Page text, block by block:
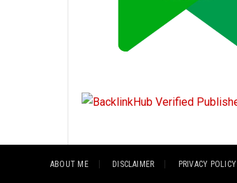
ABOUT ME DISCLAIMER PRIVACY POLICY